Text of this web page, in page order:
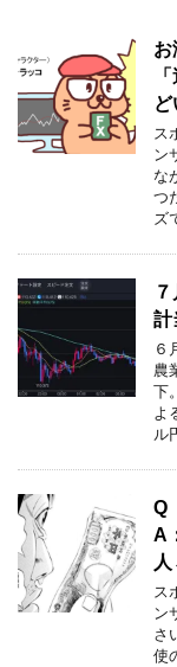
お
ス
ン
な
つ
ズ
計
６
農
下
よ
ル
Q
A
ス
ン
さ
使